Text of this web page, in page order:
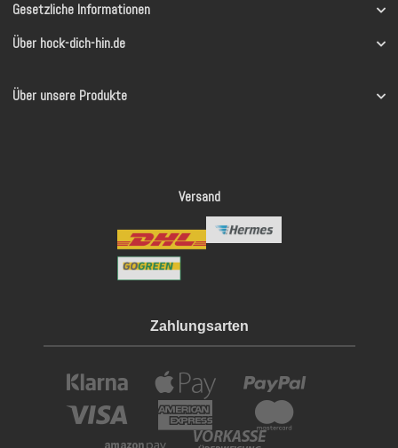
Gesetzliche Informationen
Über hock-dich-hin.de
Über unsere Produkte
Versand
Zahlungsarten